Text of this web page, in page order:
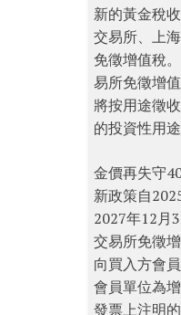
新的黃金稅
交易所、上
免徵增值稅
易所免徵增
將按用途徵
的投資性用
金價再失守
新政策自
2027年12月
交易所免徵
向買入方會
會員單位為
發票上注明